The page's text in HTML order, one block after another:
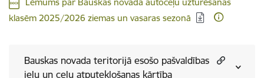
klasēm 2025/2026 ziemas un vasaras sezonā
Bauskas novada teritorijā esošo pašvaldības
ielu un ceļu atputekļošanas kārtība